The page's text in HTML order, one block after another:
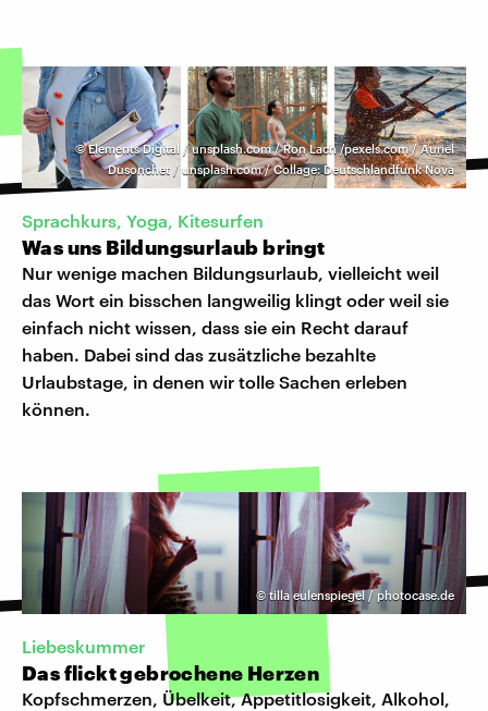
©Elements Digital / unsplash.com / Ron Lach /pexels.com / Auriel
Dusonchet / unsplash.com / Collage: Deutschlandfunk Nova
Sprachkurs, Yoga, Kitesurfen
Was uns Bildungsurlaub bringt
Nur wenige machen Bildungsurlaub, vielleicht weil
das Wort ein bisschen langweilig klingt oder weil sie
einfach nicht wissen, dass sie ein Recht darauf
haben. Dabei sind das zusätzliche bezahlte
Urlaubstage, in denen wir tolle Sachen erleben
können.
©tilla eulenspiegel / photocase.de
Liebeskummer
Das flickt gebrochene Herzen
Kopfschmerzen, Übelkeit, Appetitlosigkeit, Alkohol,